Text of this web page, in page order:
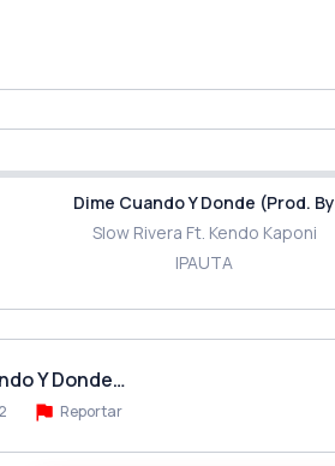
Dime Cuando Y Donde (Prod. By
Slow Rivera Ft. Kendo Kaponi
IPAUTA
Y Donde…
Reportar